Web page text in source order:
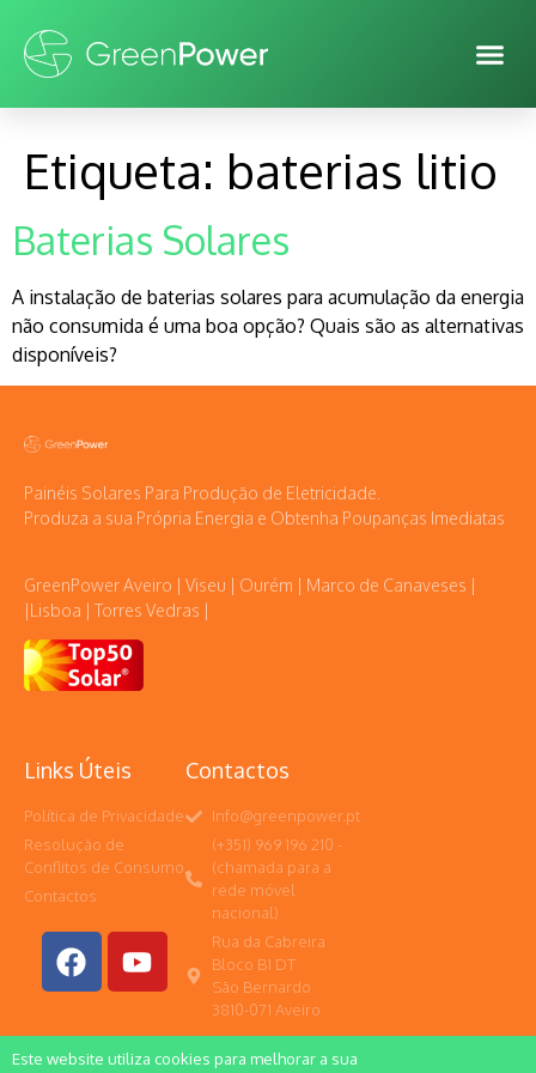
Etiqueta: baterias litio
Baterias Solares
A instalação de baterias solares para acumulação da energia
não consumida é uma boa opção? Quais são as alternativas
disponíveis?
Painéis Solares Para Produção de Eletricidade.
Produza a sua Própria Energia e Obtenha Poupanças Imediatas
GreenPower Aveiro | Viseu | Ourém | Marco de Canaveses |
|Lisboa | Torres Vedras |
Links Úteis
Política de Privacidade
Resolução de
Conflitos de Consumo
Contactos
Contactos
Info@greenpower.pt
(+351) 969 196 210 -
(chamada para a
rede móvel
nacional)
Rua da Cabreira
Bloco B1 DT
São Bernardo
3810-071 Aveiro
Este website utiliza cookies para melhorar a sua